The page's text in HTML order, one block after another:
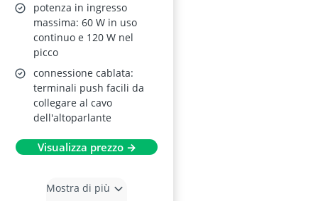
potenza in ingresso
massima: 60 W in uso
continuo e 120 W nel
picco
connessione cablata:
terminali push facili da
collegare al cavo
dell'altoparlante
Visualizza prezzo →
Mostra di più